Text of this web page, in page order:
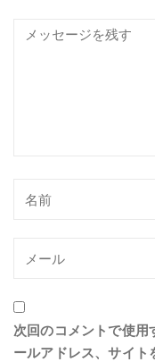
次回のコメントで使用
ールアドレス、サイト